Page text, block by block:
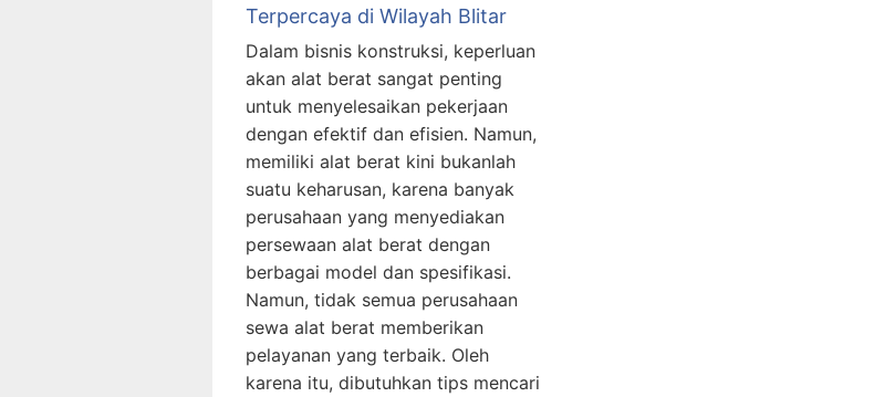
Terpercaya di Wilayah Blitar
Dalam bisnis konstruksi, keperluan
akan alat berat sangat penting
untuk menyelesaikan pekerjaan
dengan efektif dan efisien. Namun,
memiliki alat berat kini bukanlah
suatu keharusan, karena banyak
perusahaan yang menyediakan
persewaan alat berat dengan
berbagai model dan spesifikasi.
Namun, tidak semua perusahaan
sewa alat berat memberikan
pelayanan yang terbaik. Oleh
karena itu, dibutuhkan tips mencari